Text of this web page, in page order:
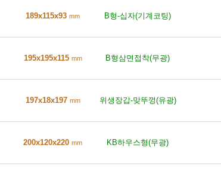
189x115x93 mm B형-십자(기계코팅)
195x195x115 mm B형삼면접착(무광)
197x18x197 mm 위생장갑-맞뚜껑(유광)
200x120x220 mm KB하우스형(무광)